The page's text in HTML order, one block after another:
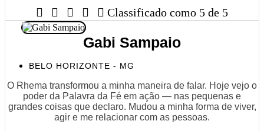
     Classificado como 5 de 5
Gabi Sampaio
BELO HORIZONTE - MG
O Rhema transformou a minha maneira de falar. Hoje vejo o
poder da Palavra da Fé em ação — nas pequenas e
grandes coisas que declaro. Mudou a minha forma de viver,
agir e me relacionar com as pessoas.